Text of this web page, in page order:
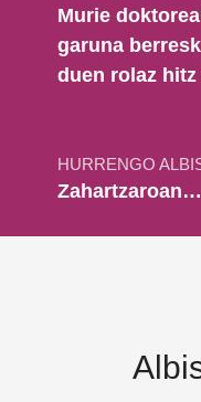
Murie
garuna
duen rolaz
HURRENGO